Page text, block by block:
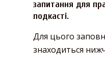
запитання для
подкасті.
Для цього
знаходиться